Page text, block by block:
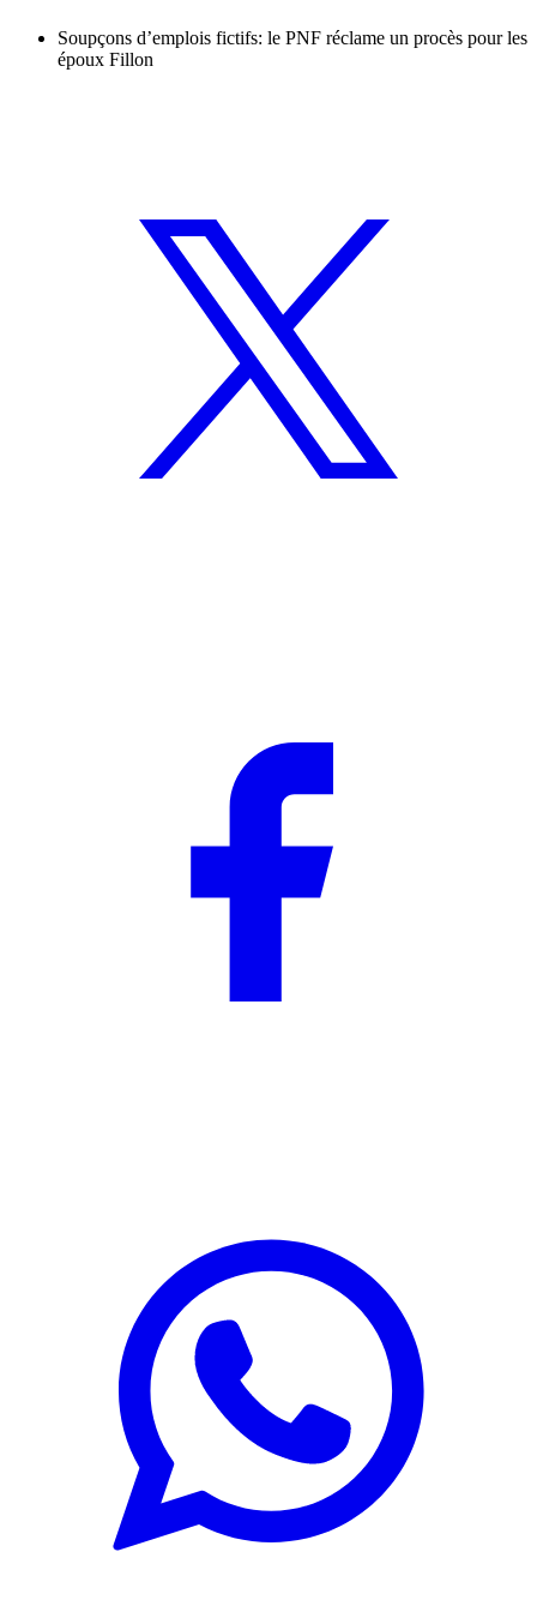
Soupçons d’emplois fictifs: le PNF réclame un procès pour les
époux Fillon